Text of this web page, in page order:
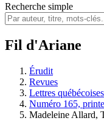
Recherche simple
Fil d'Ariane
Érudit
Revues
Lettres québécoises
Numéro 165,
Madeleine Allard,